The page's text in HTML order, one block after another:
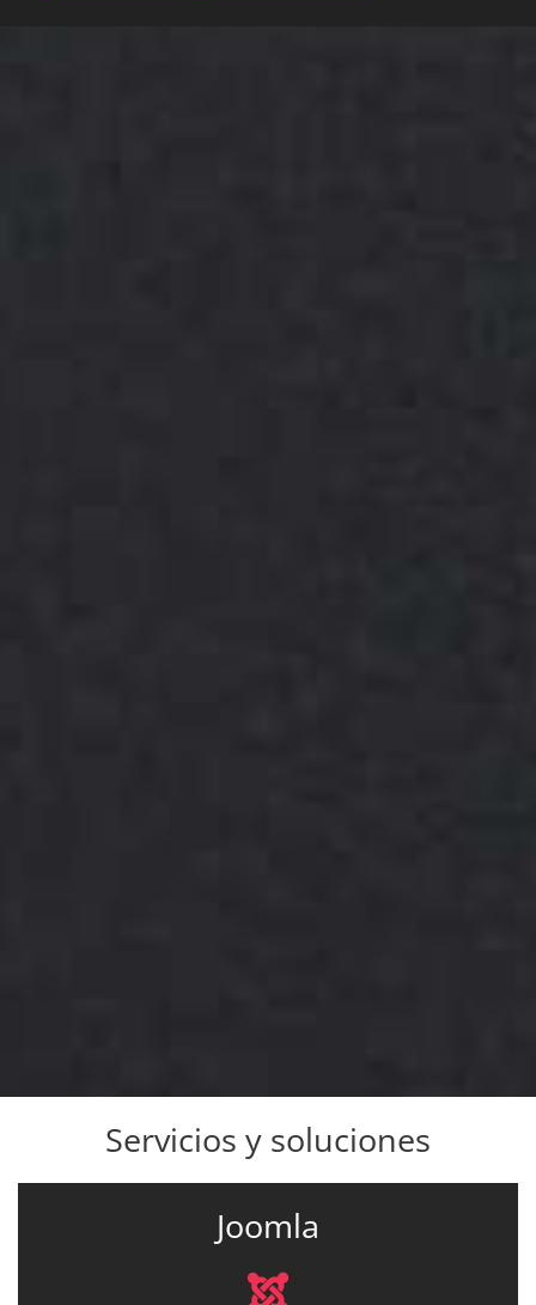
Servicios y soluciones
Joomla